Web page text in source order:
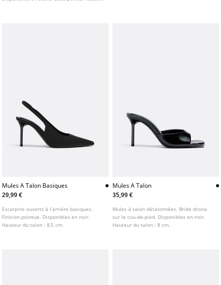
Mules A Talon Basiques
29,99 €
Escarpins ouverts à l’arrière basiques.
Finition pointue. Disponibles en noir.
Hauteur du talon : 8,5 cm.
Mules A Talon
35,99 €
Mules à talon détalonnées. Bride droite
sur le cou-de-pied. Disponibles en noir.
Hauteur du talon : 8 cm.